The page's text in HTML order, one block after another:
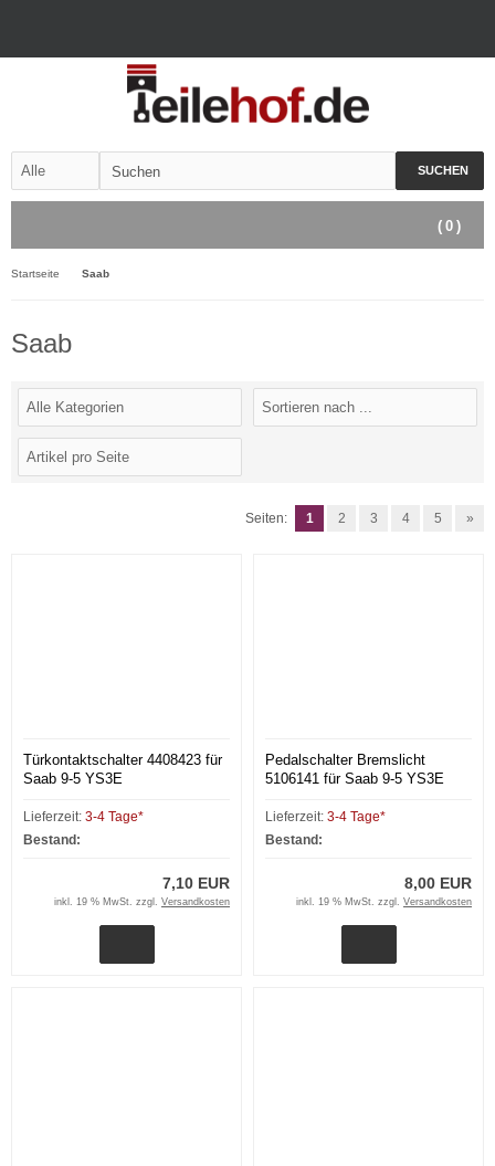
SUCHEN
( 0 )
Startseite Saab
Saab
Seiten: 1 2 3 4 5 »
Türkontaktschalter 4408423 für
Saab 9-5 YS3E
Lieferzeit: 3-4 Tage*
Bestand:
7,10 EUR
inkl. 19 % MwSt. zzgl. Versandkosten
Pedalschalter Bremslicht
5106141 für Saab 9-5 YS3E
Lieferzeit: 3-4 Tage*
Bestand:
8,00 EUR
inkl. 19 % MwSt. zzgl. Versandkosten